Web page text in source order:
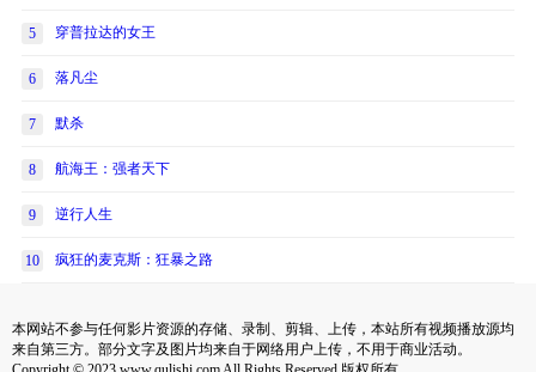
5 穿普拉达的女王
6 落凡尘
7 默杀
8 航海王：强者天下
9 逆行人生
10 疯狂的麦克斯：狂暴之路
本网站不参与任何影片资源的存储、录制、剪辑、上传，本站所有视频播放源均
来自第三方。部分文字及图片均来自于网络用户上传，不用于商业活动。